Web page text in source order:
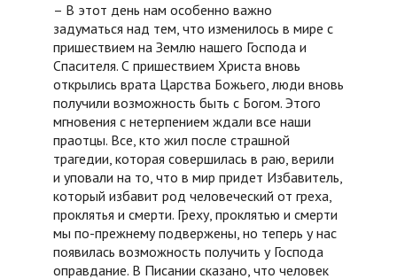
– В этот день нам особенно важно
задуматься над тем, что изменилось в мире с
пришествием на Землю нашего Господа и
Спасителя. С пришествием Христа вновь
открылись врата Царства Божьего, люди вновь
получили возможность быть с Богом. Этого
мгновения с нетерпением ждали все наши
праотцы. Все, кто жил после страшной
трагедии, которая совершилась в раю, верили
и уповали на то, что в мир придет Избавитель,
который избавит род человеческий от греха,
проклятья и смерти. Греху, проклятью и смерти
мы по-прежнему подвержены, но теперь у нас
появилась возможность получить у Господа
оправдание. В Писании сказано, что человек